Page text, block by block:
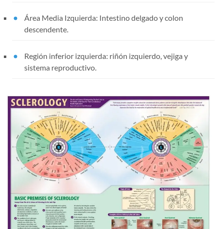
Área Media Izquierda: Intestino delgado y colon
descendente.
Región inferior izquierda: riñón izquierdo, vejiga y
sistema reproductivo.